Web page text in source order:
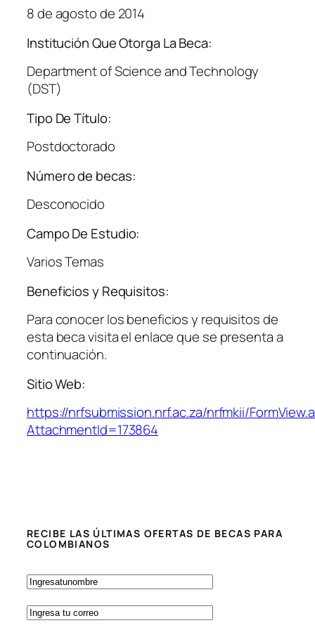
8 de agosto de 2014
Institución Que Otorga La Beca:
Department of Science and Technology
(DST)
Tipo De Título:
Postdoctorado
Número de becas:
Desconocido
Campo De Estudio:
Varios Temas
Beneficios y Requisitos:
Para conocer los beneficios y requisitos de
esta beca visita el enlace que se presenta a
continuación.
Sitio Web:
https://nrfsubmission.nrf.ac.za/nrfmkii/
AttachmentId=173864
RECIBE LAS ÚLTIMAS OFERTAS DE BECAS PARA
COLOMBIANOS